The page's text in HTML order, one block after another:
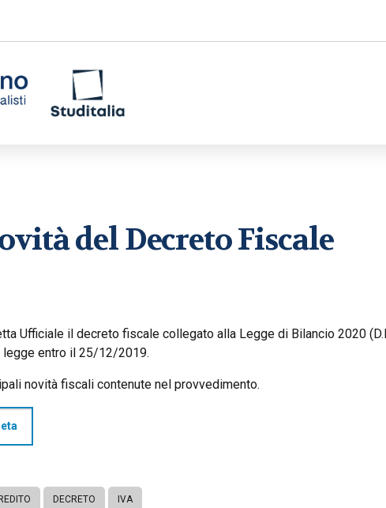
e fiscale
Organizzazione e gestione del
personale
del Decreto Fiscale
Ufficiale il decreto fiscale collegato alla Legge di Bilancio 2020
entro il 25/12/2019.
novità fiscali contenute nel provvedimento.
DECRETO IVA